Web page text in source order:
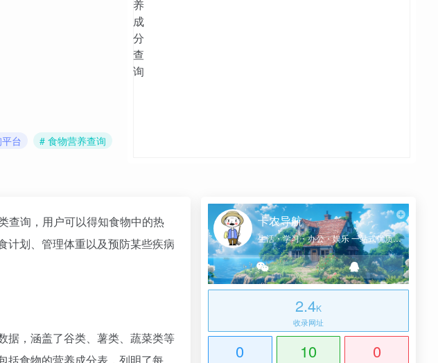
台 # 食物营养查询
查询，用户可以得知食物中的热
计划、管理体重以及预防某些疾病
据，涵盖了谷类、薯类、蔬菜类等
卡农导航
生活・学习・办公・娱乐 一站式优质网址导航
2.4K
收录网址
0 10 0